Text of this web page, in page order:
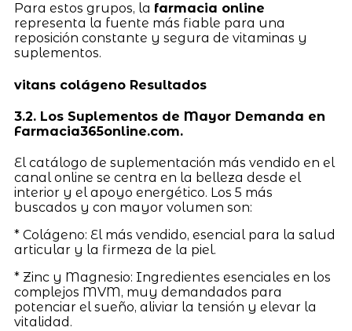
Para estos grupos, la farmacia online
representa la fuente más fiable para una
reposición constante y segura de vitaminas y
suplementos.
vitans colágeno Resultados
3.2. Los Suplementos de Mayor Demanda en
Farmacia365online.com.
El catálogo de suplementación más vendido en el
canal online se centra en la belleza desde el
interior y el apoyo energético. Los 5 más
buscados y con mayor volumen son:
* Colágeno: El más vendido, esencial para la salud
articular y la firmeza de la piel.
* Zinc y Magnesio: Ingredientes esenciales en los
complejos MVM, muy demandados para
potenciar el sueño, aliviar la tensión y elevar la
vitalidad.